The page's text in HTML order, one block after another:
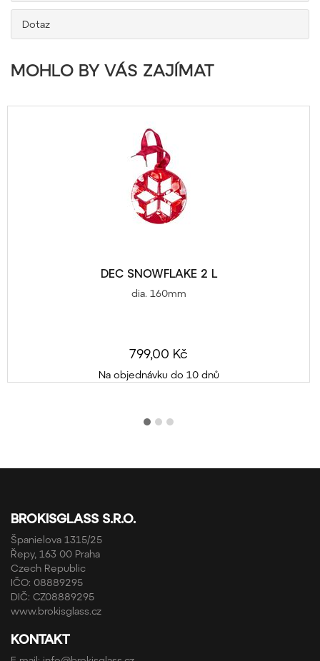
Dotaz
MOHLO BY VÁS ZAJÍMAT
DEC SNOWFLAKE 2 L
dia. 160mm
799,00 Kč
Na objednávku do 10 dnů
BROKISGLASS S.R.O.
Španielova 1315/25
Řepy, 163 00 Praha
Czech Republic
IČO: 08889295
DIČ: CZ08889295
www.brokisglass.cz
KONTAKT